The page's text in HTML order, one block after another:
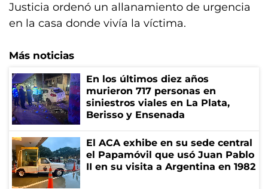
Justicia ordenó un allanamiento de urgencia
en la casa donde vivía la víctima.
Más noticias
En los últimos diez años
murieron 717 personas en
siniestros viales en La Plata,
Berisso y Ensenada
El ACA exhibe en su sede central
el Papamóvil que usó Juan Pablo
II en su visita a Argentina en 1982